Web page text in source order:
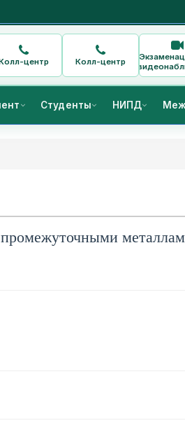
центр Колл-центр
Студенты НИПД